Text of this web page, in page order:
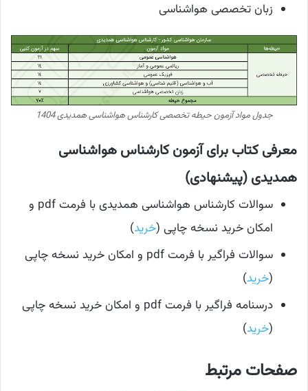
زبان تخصصی هواشناسی
جدول مواد آزمون حیطه تخصصی کارشناس هواشناسی همدیدی 1404
معرفی کتاب برای آزمون کارشناس هواشناسی
همدیدی (پیشنهادی)
سوالات کارشناس هواشناسی همدیدی با فرمت pdf و
امکان خرید نسخه چاپی (خرید)
سوالات فراگیر با فرمت pdf و امکان خرید نسخه چاپی
(خرید)
درسنامه فراگیر با فرمت pdf و امکان خرید نسخه چاپی
(خرید)
صفحات مرتبط